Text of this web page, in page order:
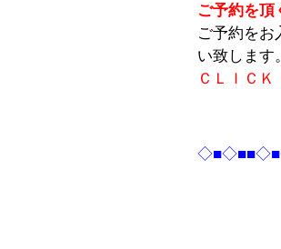
ご予約を頂
ご予約をお
い致します
ＣＬＩＣＫ